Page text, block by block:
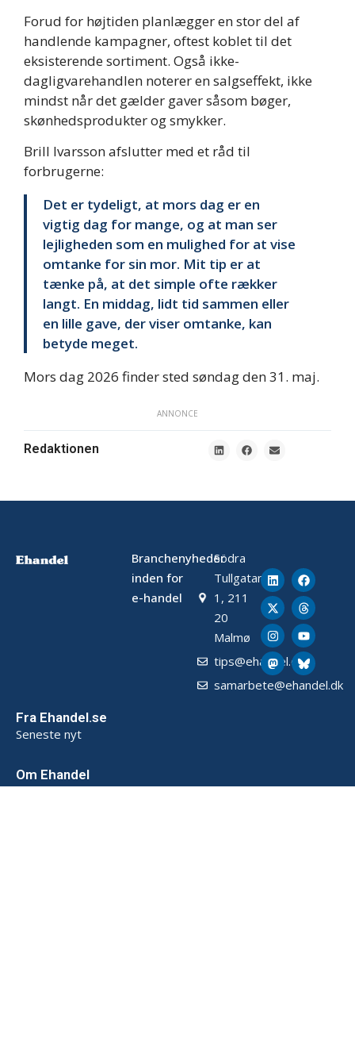
Forud for højtiden planlægger en stor del af
handlende kampagner, oftest koblet til det
eksisterende sortiment. Også ikke-
dagligvarehandlen noterer en salgseffekt, ikke
mindst når det gælder gaver såsom bøger,
skønhedsprodukter og smykker.
Brill Ivarsson afslutter med et råd til
forbrugerne:
Det er tydeligt, at mors dag er en
vigtig dag for mange, og at man ser
lejligheden som en mulighed for at vise
omtanke for sin mor. Mit tip er at
tænke på, at det simple ofte rækker
langt. En middag, lidt tid sammen eller
en lille gave, der viser omtanke, kan
betyde meget.
Mors dag 2026 finder sted søndag den 31. maj.
ANNONCE
Redaktionen
Branchenyheder
inden for
e-handel
Södra
Tullgatan
1, 211
20
Malmø
tips@ehandel.dk
samarbete@ehandel.dk
Fra Ehandel.se
Seneste nyt
Om Ehandel
Om os